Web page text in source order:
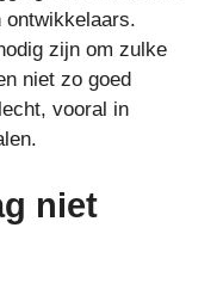
ontwikkelaars.
zijn om zulke
niet zo goed
vooral in
niet